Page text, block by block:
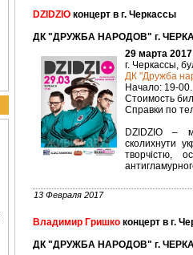
DZIDZIOконцерт в г. Черкассы
ДК "ДРУЖБА НАРОДОВ" г.
29 марта
г. Черкассы,
ДК "Дружба
Начало: 19-00.
Стоимость
Справки по
DZIDZIO –
сколихнути
творчістю,
13 Февраля 2017
Владимир Гришкоконцерт в г.
ДК "ДРУЖБА НАРОДОВ" г.